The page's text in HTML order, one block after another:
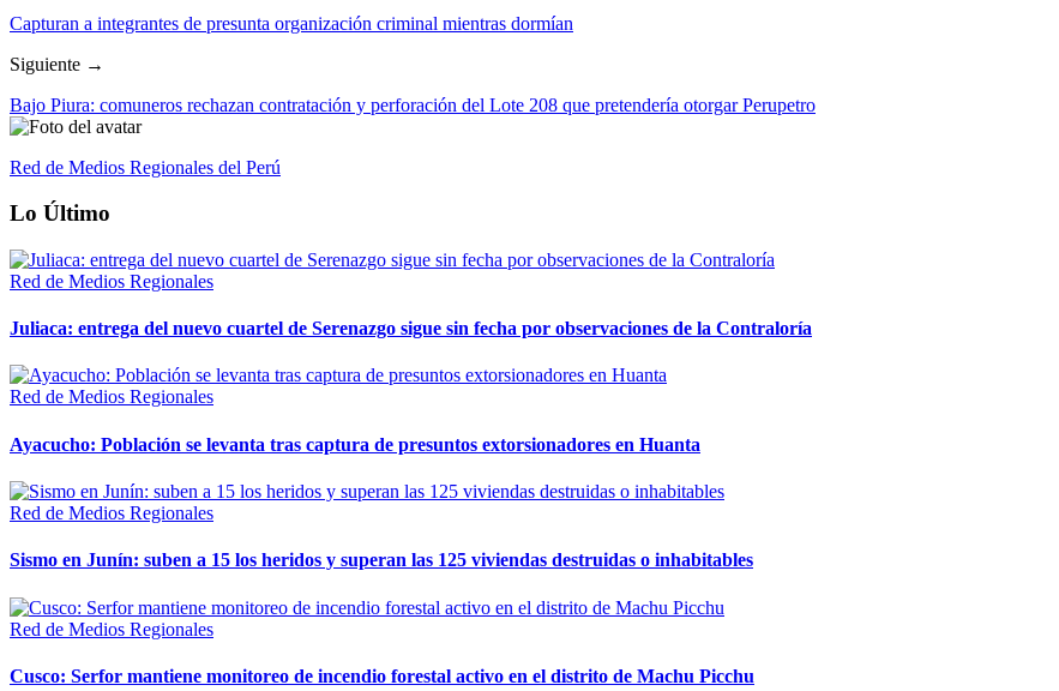
Capturan a integrantes de presunta organización criminal mientras dormían
Siguiente →
Bajo Piura: comuneros rechazan contratación y perforación del Lote 208 que pretendería otorgar Perupetro
Red de Medios Regionales del Perú
Lo Último
Red de Medios Regionales
Juliaca: entrega del nuevo cuartel de Serenazgo sigue sin fecha por observaciones de la Contraloría
Red de Medios Regionales
Ayacucho: Población se levanta tras captura de presuntos extorsionadores en Huanta
Red de Medios Regionales
Sismo en Junín: suben a 15 los heridos y superan las 125 viviendas destruidas o inhabitables
Red de Medios Regionales
Cusco: Serfor mantiene monitoreo de incendio forestal activo en el distrito de Machu Picchu